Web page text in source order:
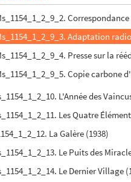
Adaptation
Presse sur la
Copie carbone
L'Année des
Les Quatre
La Galère (1938)
Le Puits des
Le Dernier Village